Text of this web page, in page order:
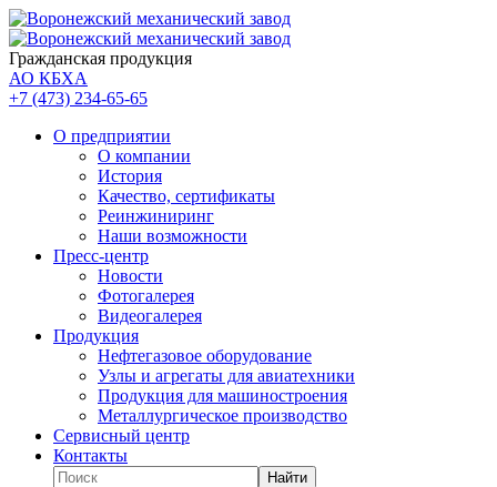
Гражданская продукция
АО КБХА
+7 (473) 234-65-65
О предприятии
О компании
История
Качество, сертификаты
Реинжиниринг
Наши возможности
Пресс-центр
Новости
Фотогалерея
Видеогалерея
Продукция
Нефтегазовое оборудование
Узлы и агрегаты для авиатехники
Продукция для машиностроения
Металлургическое производство
Сервисный центр
Контакты
Найти